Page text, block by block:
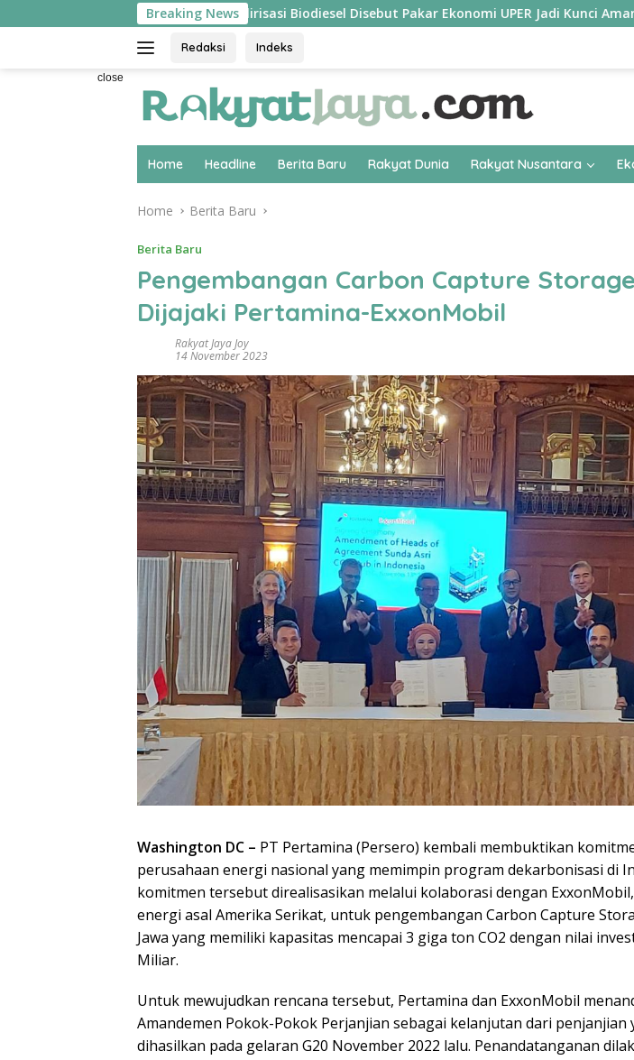
to
Breaking News
Hilirisasi Biodiesel Disebut Pakar Ekonomi UPER Jadi Kunci Amankan Ekonomi
Redaksi Indeks
close
Home Headline Berita Baru Rakyat Dunia Rakyat Nusantara
Home Berita Baru
Berita Baru
Pengembangan Carbon Capture
Dijajaki Pertamina-ExxonMobil
Rakyat Jaya Joy
14 November 2023
Washington DC – PT Pertamina (Persero) kembali membuktikan
perusahaan energi nasional yang memimpin program dekarbonisasi di
komitmen tersebut direalisasikan melalui kolaborasi dengan
energi asal Amerika Serikat, untuk pengembangan Carbon Capture
Jawa yang memiliki kapasitas mencapai 3 giga ton CO2 dengan nilai
Miliar.
Untuk mewujudkan rencana tersebut, Pertamina dan ExxonMobil
Amandemen Pokok-Pokok Perjanjian sebagai kelanjutan dari penjanjian
dihasilkan pada gelaran G20 November 2022 lalu. Penandatanganan